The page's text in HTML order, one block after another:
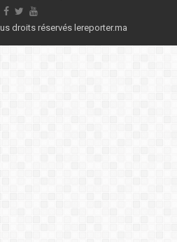
droits réservés lereporter.ma